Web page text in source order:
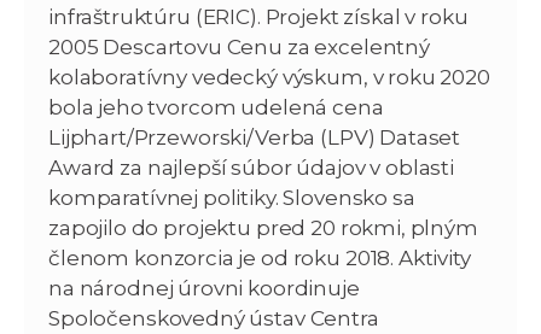
infraštruktúru (ERIC). Projekt získal v roku
2005 Descartovu Cenu za excelentný
kolaboratívny vedecký výskum, v roku 2020
bola jeho tvorcom udelená cena
Lijphart/Przeworski/Verba (LPV) Dataset
Award za najlepší súbor údajov v oblasti
komparatívnej politiky. Slovensko sa
zapojilo do projektu pred 20 rokmi, plným
členom konzorcia je od roku 2018. Aktivity
na národnej úrovni koordinuje
Spoločenskovedný ústav Centra